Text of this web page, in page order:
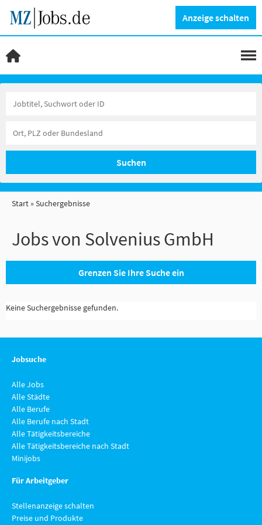
Anzeige schalten
Suchen
Start Suchergebnisse
Jobs von Solvenius GmbH
Grenzen Sie Ihre Suche ein
Keine Suchergebnisse gefunden.
Jobsuche
Alle Jobs
Alle Städte
Alle Berufe
Alle Berufe nach Stadt
Alle Tätigkeitsbereiche
Alle Tätigkeitsbereiche nach Stadt
Minijobs
Für Arbeitgeber
Stellenanzeige schalten
Preise und Produkte